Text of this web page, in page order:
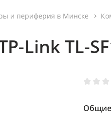
и периферия в Минске
Link TL-
Общие